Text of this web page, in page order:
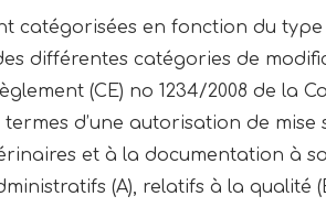
catégorisées en fonction du
différentes catégories de
(CE) no 1234/2008 de la
d’une autorisation de
et à la documentation à
(A), relatifs à la qualité